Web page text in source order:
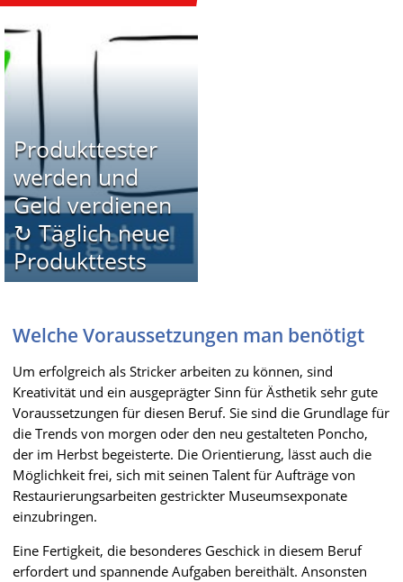
Produkttester
werden und
Geld verdienen
↻ Täglich neue
Produkttests
Welche Voraussetzungen man benötigt
Um erfolgreich als Stricker arbeiten zu können, sind
Kreativität und ein ausgeprägter Sinn für Ästhetik sehr gute
Voraussetzungen für diesen Beruf. Sie sind die Grundlage für
die Trends von morgen oder den neu gestalteten Poncho,
der im Herbst begeisterte. Die Orientierung, lässt auch die
Möglichkeit frei, sich mit seinen Talent für Aufträge von
Restaurierungsarbeiten gestrickter Museumsexponate
einzubringen.
Eine Fertigkeit, die besonderes Geschick in diesem Beruf
erfordert und spannende Aufgaben bereithält. Ansonsten